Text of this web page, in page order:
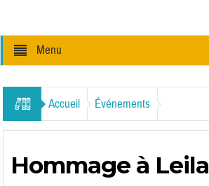
Menu
Accueil Événements
Hommage à Leila